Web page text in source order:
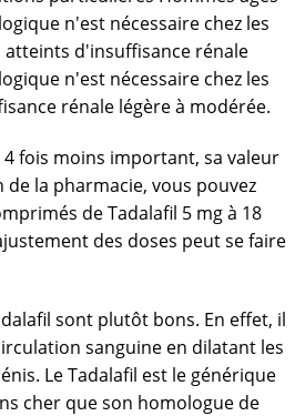
n'est nécessaire chez les
atteints d'insuffisance rénale
n'est nécessaire chez les
rénale légère à modérée.
fois moins important, sa valeur
la pharmacie, vous pouvez
de Tadalafil 5 mg à 18
des doses peut se faire
sont plutôt bons. En effet, il
sanguine en dilatant les
Le Tadalafil est le générique
cher que son homologue de